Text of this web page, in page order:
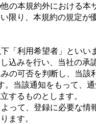
の本規約外における
限り、本規約の規定が
「利⽤希望者」とい
込みを⾏い、当社の承
の可否を判断し、当
。当該通知をもって、
するものとします。
って、登録に必要な
ます。